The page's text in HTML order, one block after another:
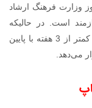
وزارت فرهنگ ارشاد
در حدود 1 الی 6 ماه نیازمند است. در حالیکه
، در کمتر از 3 هفته با پایین
می‌دهد.